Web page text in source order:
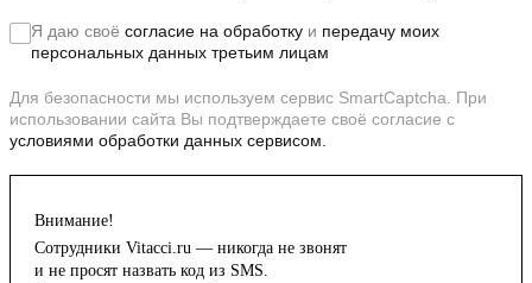
Я даю своё согласие на обработку и передачу моих
персональных данных третьим лицам
Для безопасности мы используем сервис SmartCaptcha. При
использовании сайта Вы подтверждаете своё согласие с
условиями обработки данных сервисом.
Внимание!
Сотрудники Vitacci.ru — никогда не звонят
и не просят назвать код из SMS.